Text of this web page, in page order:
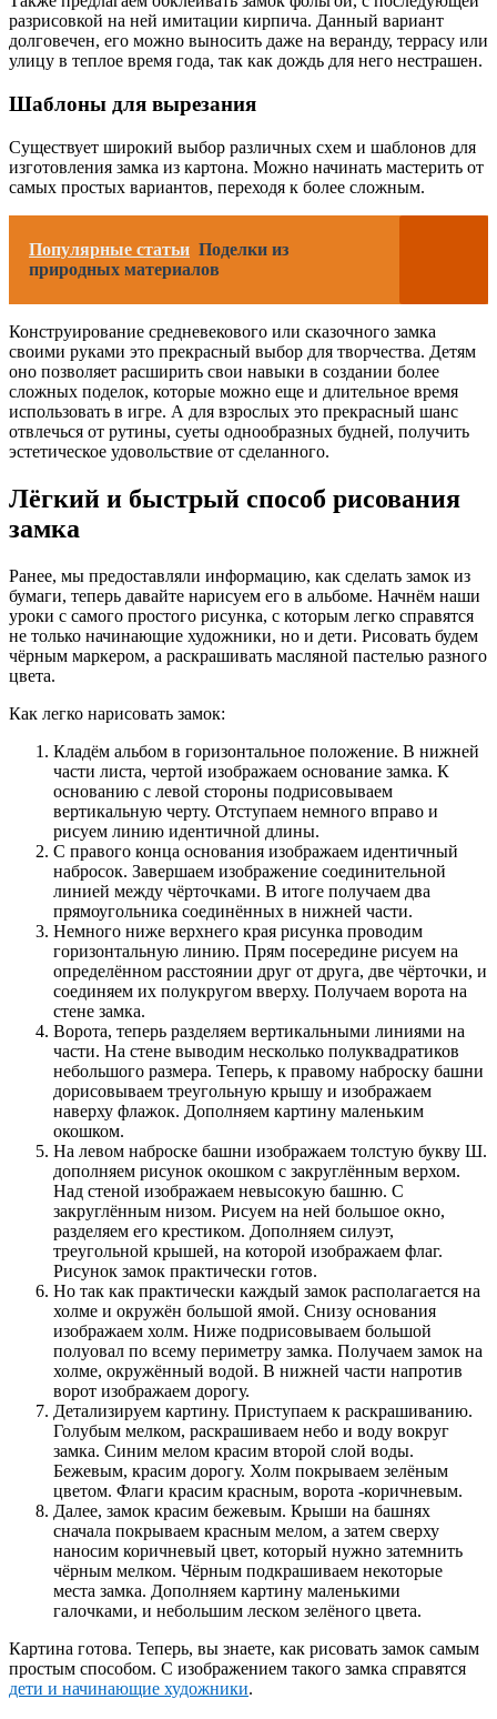
разрисовкой на ней имитации кирпича. Данный вариант
долговечен, его можно выносить даже на веранду, террасу или
улицу в теплое время года, так как дождь для него нестрашен.
Шаблоны для вырезания
Существует широкий выбор различных схем и шаблонов для
изготовления замка из картона. Можно начинать мастерить от
самых простых вариантов, переходя к более сложным.
Популярные статьи Поделки из
природных материалов
Конструирование средневекового или сказочного замка
своими руками это прекрасный выбор для творчества. Детям
оно позволяет расширить свои навыки в создании более
сложных поделок, которые можно еще и длительное время
использовать в игре. А для взрослых это прекрасный шанс
отвлечься от рутины, суеты однообразных будней, получить
эстетическое удовольствие от сделанного.
Лёгкий и быстрый способ рисования
замка
Ранее, мы предоставляли информацию, как сделать замок из
бумаги, теперь давайте нарисуем его в альбоме. Начнём наши
уроки с самого простого рисунка, с которым легко справятся
не только начинающие художники, но и дети. Рисовать будем
чёрным маркером, а раскрашивать масляной пастелью разного
цвета.
Как легко нарисовать замок:
Кладём альбом в горизонтальное положение. В нижней
части листа, чертой изображаем основание замка. К
основанию с левой стороны подрисовываем
вертикальную черту. Отступаем немного вправо и
рисуем линию идентичной длины.
С правого конца основания изображаем идентичный
набросок. Завершаем изображение соединительной
линией между чёрточками. В итоге получаем два
прямоугольника соединённых в нижней части.
Немного ниже верхнего края рисунка проводим
горизонтальную линию. Прям посередине рисуем на
определённом расстоянии друг от друга, две чёрточки, и
соединяем их полукругом вверху. Получаем ворота на
стене замка.
Ворота, теперь разделяем вертикальными линиями на
части. На стене выводим несколько полуквадратиков
небольшого размера. Теперь, к правому наброску башни
дорисовываем треугольную крышу и изображаем
наверху флажок. Дополняем картину маленьким
окошком.
На левом наброске башни изображаем толстую букву Ш.
дополняем рисунок окошком с закруглённым верхом.
Над стеной изображаем невысокую башню. С
закруглённым низом. Рисуем на ней большое окно,
разделяем его крестиком. Дополняем силуэт,
треугольной крышей, на которой изображаем флаг.
Рисунок замок практически готов.
Но так как практически каждый замок располагается на
холме и окружён большой ямой. Снизу основания
изображаем холм. Ниже подрисовываем большой
полуовал по всему периметру замка. Получаем замок на
холме, окружённый водой. В нижней части напротив
ворот изображаем дорогу.
Детализируем картину. Приступаем к раскрашиванию.
Голубым мелком, раскрашиваем небо и воду вокруг
замка. Синим мелом красим второй слой воды.
Бежевым, красим дорогу. Холм покрываем зелёным
цветом. Флаги красим красным, ворота -коричневым.
Далее, замок красим бежевым. Крыши на башнях
сначала покрываем красным мелом, а затем сверху
наносим коричневый цвет, который нужно затемнить
чёрным мелком. Чёрным подкрашиваем некоторые
места замка. Дополняем картину маленькими
галочками, и небольшим леском зелёного цвета.
Картина готова. Теперь, вы знаете, как рисовать замок самым
простым способом. С изображением такого замка справятся
дети и начинающие художники.